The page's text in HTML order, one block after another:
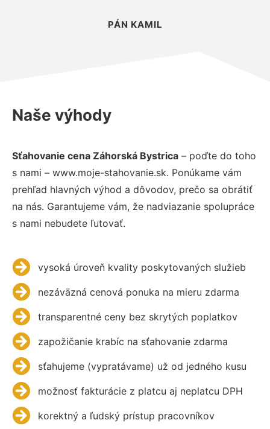
PÁN KAMIL
Naše výhody
Sťahovanie cena Záhorská Bystrica – poďte do toho
s nami – www.moje-stahovanie.sk. Ponúkame vám
prehľad hlavných výhod a dôvodov, prečo sa obrátiť
na nás. Garantujeme vám, že nadviazanie spolupráce
s nami nebudete ľutovať.
vysoká úroveň kvality poskytovaných služieb
nezáväzná cenová ponuka na mieru zdarma
transparentné ceny bez skrytých poplatkov
zapožičanie krabíc na sťahovanie zdarma
sťahujeme (vypratávame) už od jedného kusu
možnosť fakturácie z platcu aj neplatcu DPH
korektný a ľudský prístup pracovníkov